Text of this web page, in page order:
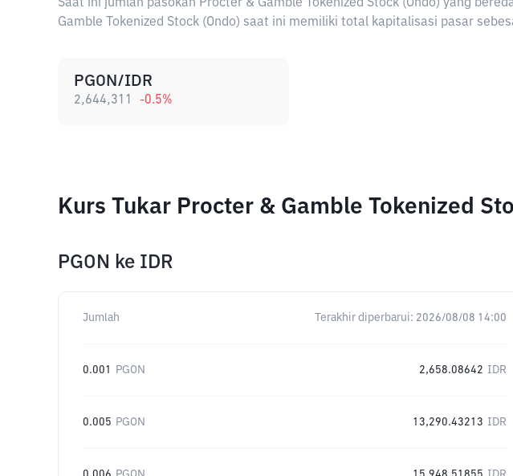
Saat ini jumlah pasokan Procter & Gamble Tokenized Stock (Ondo) yang
Gamble Tokenized Stock (Ondo) saat ini memiliki total kapitalisasi pasar
PGON/IDR
2,644,311 -0.5%
Kurs Tukar Procter & Gamble Tokenized
PGON ke IDR
Jumlah Terakhir diperbarui: 2026/08/08 14:00
0.001 PGON 2,658.08642 IDR
0.005 PGON 13,290.43213 IDR